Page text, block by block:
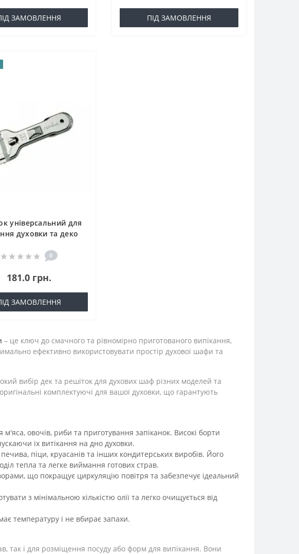
ЗАМОВЛЕННЯ ПІД ЗАМОВЛЕННЯ
універсальний для
духовки та деко
0
181.0 грн.
ЗАМОВЛЕННЯ
– це ключ до смачного та рівномірно приготованого випікання,
ефективно використовувати простір духової шафи та
вибір дек та решіток для духових шаф різних моделей та
комплектуючі для вашої духовки, що гарантують
м'яса, овочів, риби та приготування запіканок. Високі борти
їх витікання на дно духовки.
піци, круасанів та інших кондитерських виробів. Його
тепла та легке виймання готових страв.
що покращує циркуляцію повітря та забезпечує ідеальний
з мінімальною кількістю олії та легко очищується від
температуру і не вбирає запахи.
так і для розміщення посуду або форм для випікання. Вони